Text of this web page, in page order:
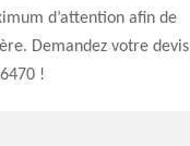
d’attention afin de
Demandez votre devis
!